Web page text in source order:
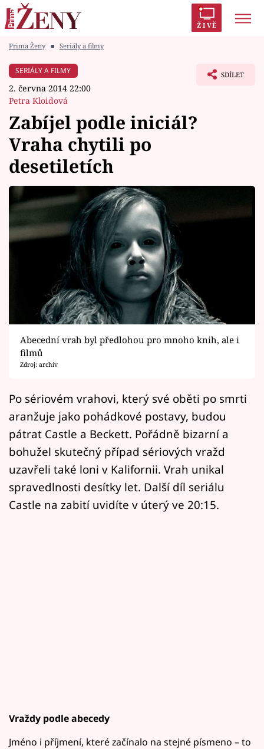
ŽIVĚ
Módní alarm
Témata
Celebrity
Vztahy
Seriály
Horoskopy
Sledujte prima+
Filmový festival Karlovy Vary
Pořady
Přihlášení
Sledujte nás
Prima Ženy ■ Seriály a filmy
SERIÁLY A FILMY
2. června 2014 22:00
Petra Kloidová
SDÍLET
Zabíjel podle iniciál?
Vraha chytili po
desetiletích
Abecední vrah byl předlohou pro mnoho knih, ale i
filmů
Zdroj: archiv
Po sériovém vrahovi, který své oběti po smrti
aranžuje jako pohádkové postavy, budou
pátrat Castle a Beckett. Pořádně bizarní a
bohužel skutečný případ sériových vražd
uzavřeli také loni v Kalifornii. Vrah unikal
spravedlnosti desítky let. Další díl seriálu
Castle na zabití uvidíte v úterý ve 20:15.
Vraždy podle abecedy
Jméno i příjmení, které začínalo na stejné písmeno – to